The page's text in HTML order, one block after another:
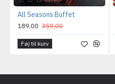
All Seasons Buffet
189,00 359,00
Føj til kurv